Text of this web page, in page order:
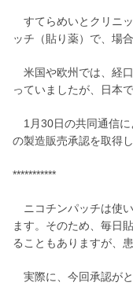
すてらめいとクリニ
ッチ（貼り薬）で、場
米国や欧州では、経
っていましたが、日本
1月30日の共同通信に
の製造販売承認を取得
***********
ニコチンパッチは使
ます。そのため、毎日
ることもありますが、
実際に、今回承認が